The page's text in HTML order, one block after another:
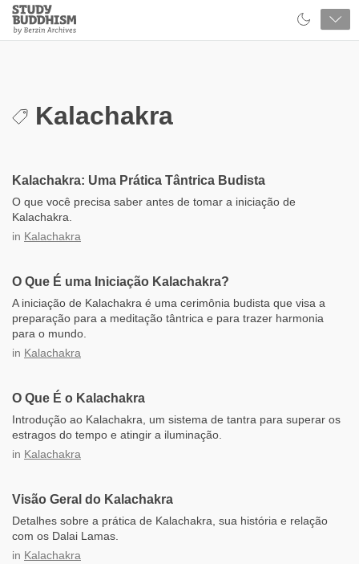
Close
Study
Buddhism
Kalachakra
Kalachakra: Uma Prática Tântrica Budista
O que você precisa saber antes de tomar a iniciação de
Kalachakra.
in Kalachakra
O Que É uma Iniciação Kalachakra?
A iniciação de Kalachakra é uma cerimônia budista que visa a
preparação para a meditação tântrica e para trazer harmonia
para o mundo.
in Kalachakra
O Que É o Kalachakra
Introdução ao Kalachakra, um sistema de tantra para superar os
estragos do tempo e atingir a iluminação.
in Kalachakra
Visão Geral do Kalachakra
Detalhes sobre a prática de Kalachakra, sua história e relação
com os Dalai Lamas.
in Kalachakra